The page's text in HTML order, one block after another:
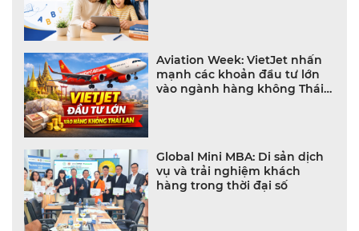
Aviation Week: VietJet nhấn
mạnh các khoản đầu tư lớn
vào ngành hàng không Thái
Global Mini MBA: Di sản dịch
vụ và trải nghiệm khách
hàng trong thời đại số